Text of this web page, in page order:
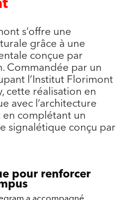
s’offre une
grâce à une
conçue par
Commandée par un
l’Institut Florimont
cette réalisation en
avec l’architecture
complétant un
signalétique conçu par
pour renforcer